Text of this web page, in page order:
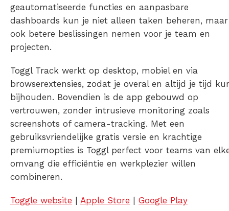
geautomatiseerde functies en aanpasbare
dashboards kun je niet alleen taken beheren, maar
ook betere beslissingen nemen voor je team en
projecten.
Toggl Track werkt op desktop, mobiel en via
browserextensies, zodat je overal en altijd je tijd
bijhouden. Bovendien is de app gebouwd op
vertrouwen, zonder intrusieve monitoring zoals
screenshots of camera-tracking. Met een
gebruiksvriendelijke gratis versie en krachtige
premiumopties is Toggl perfect voor teams van
omvang die efficiëntie en werkplezier willen
combineren.
Toggle website Apple Store Google Play